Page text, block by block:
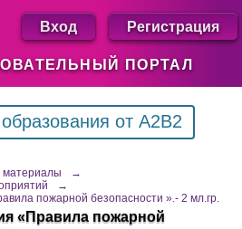
ПОРТАЛ
Вход Регистрация
от A2B2
материалы
→
→
пожарной безопасности ».- 2 мл.гр.
«Правила пожарной